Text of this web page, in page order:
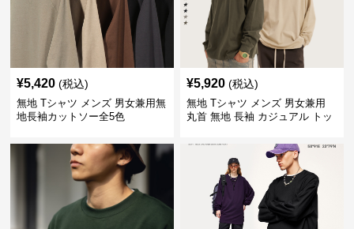
¥5,420 (税込)
無地 Tシャツ メンズ 男女兼用無
地長袖カットソー全5色
¥5,920 (税込)
無地 Tシャツ メンズ 男女兼用
丸首 無地 長袖 カジュアル トッ